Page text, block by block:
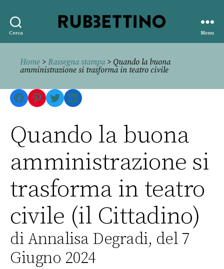
Cerca
editore
Menu
Home > Rassegna stampa> Quando la buona
amministrazione si trasforma in teatro civile
Facebook
Pinterest
TwitterLinkedIn
Quando la buona
amministrazione si
trasforma in teatro
civile (il Cittadino)
di Annalisa Degradi, del 7
Giugno 2024